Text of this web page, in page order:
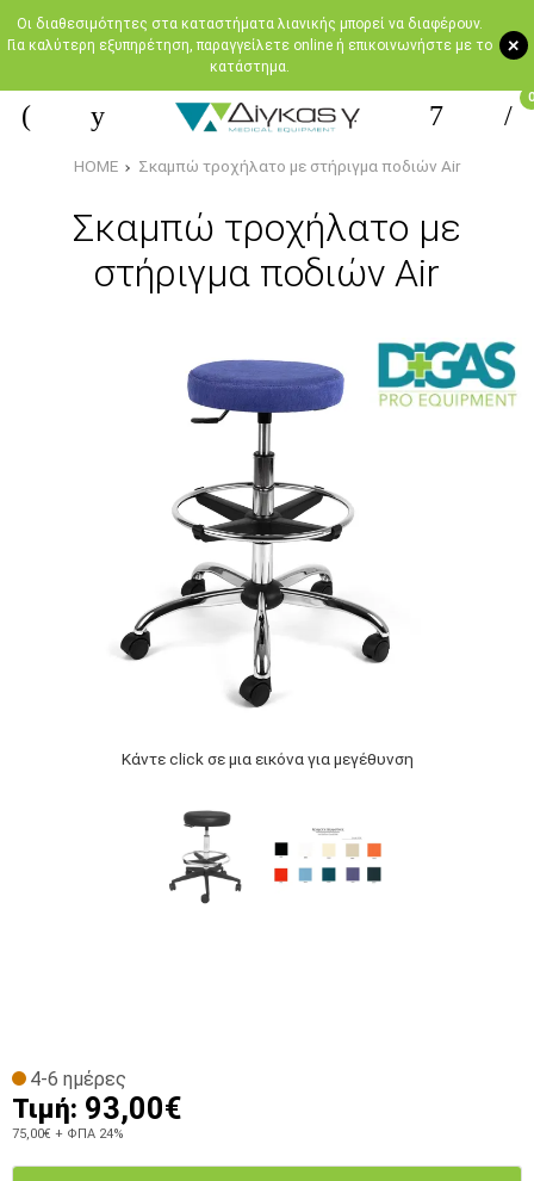
+
Oι διαθεσιμότητες στα καταστήματα λιανικής μπορεί να διαφέρουν.
Για καλύτερη εξυπηρέτηση, παραγγείλετε online ή επικοινωνήστε με το
κατάστημα.
0
HOME Σκαμπώ τροχήλατο με στήριγμα ποδιών Air
Σκαμπώ τροχήλατο με
στήριγμα ποδιών Air
Κάντε click σε μια εικόνα για μεγέθυνση
4-6 ημέρες
Τιμή: 93,00€
75,00€ + ΦΠΑ 24%